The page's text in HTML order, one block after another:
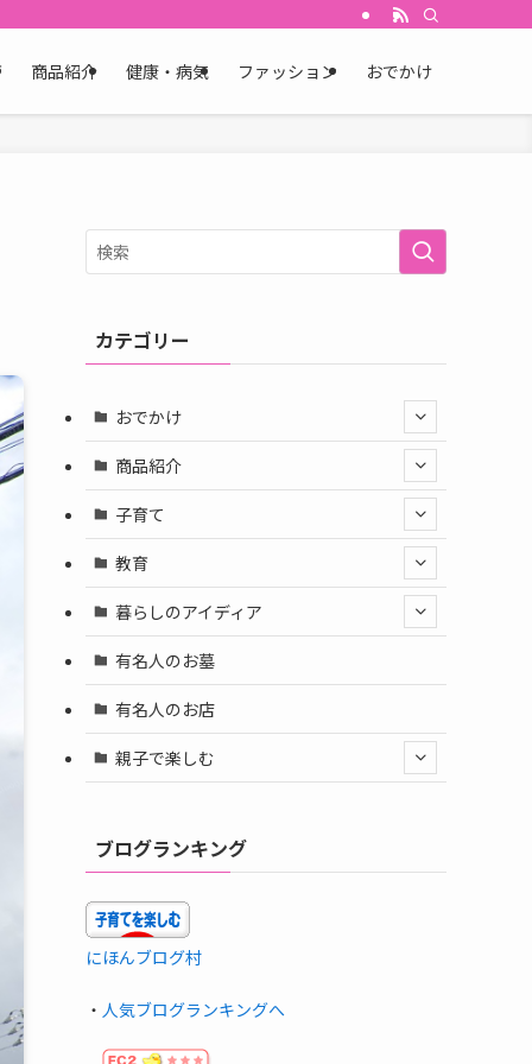
商品紹介 健康・病気 ファッション おでかけ
カテゴリー
おでかけ
商品紹介
子育て
教育
暮らしのアイディア
有名人のお墓
有名人のお店
親子で楽しむ
ブログランキング
にほんブログ村
・ 人気ブログランキングへ